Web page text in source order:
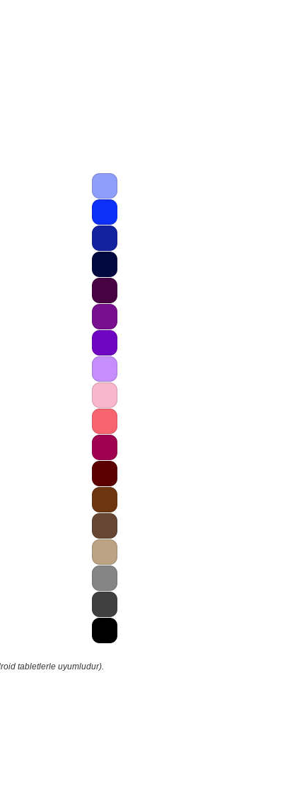
tabletlerle uyumludur).